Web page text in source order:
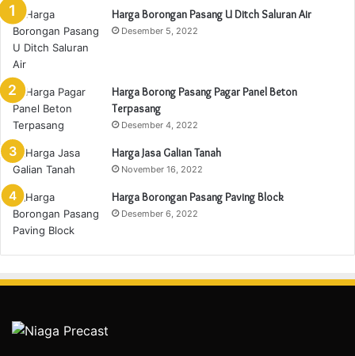
Harga Borongan Pasang U Ditch Saluran Air
Desember 5, 2022
Harga Borong Pasang Pagar Panel Beton
Terpasang
Desember 4, 2022
Harga Jasa Galian Tanah
November 16, 2022
Harga Borongan Pasang Paving Block
Desember 6, 2022